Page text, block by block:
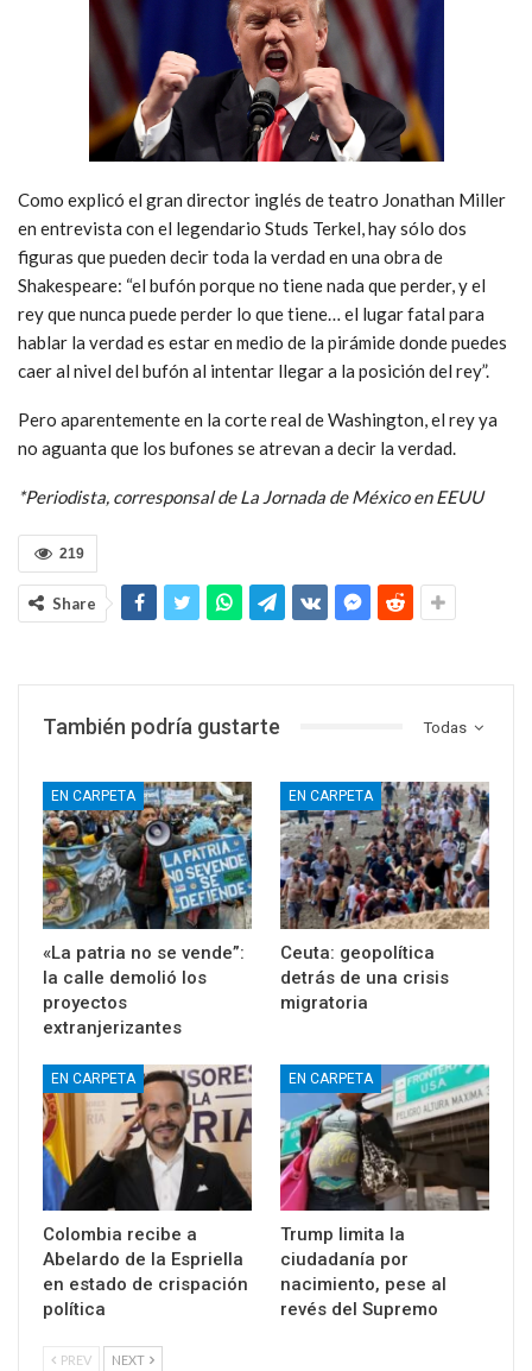
Como explicó el gran director inglés de teatro Jonathan Miller
en entrevista con el legendario Studs Terkel, hay sólo dos
figuras que pueden decir toda la verdad en una obra de
Shakespeare: “el bufón porque no tiene nada que perder, y el
rey que nunca puede perder lo que tiene… el lugar fatal para
hablar la verdad es estar en medio de la pirámide donde puedes
caer al nivel del bufón al intentar llegar a la posición del rey”.
Pero aparentemente en la corte real de Washington, el rey ya
no aguanta que los bufones se atrevan a decir la verdad.
*Periodista, corresponsal de La Jornada de México en EEUU
219
Share
Todas
También podría gustarte
EN CARPETA
«La patria no se vende”:
la calle demolió los
proyectos
extranjerizantes
EN CARPETA
Ceuta: geopolítica
detrás de una crisis
migratoria
EN CARPETA
Colombia recibe a
Abelardo de la Espriella
en estado de crispación
política
EN CARPETA
Trump limita la
ciudadanía por
nacimiento, pese al
revés del Supremo
PREV NEXT